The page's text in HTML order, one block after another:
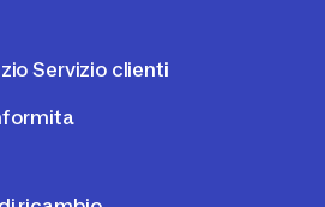
Servizio clienti